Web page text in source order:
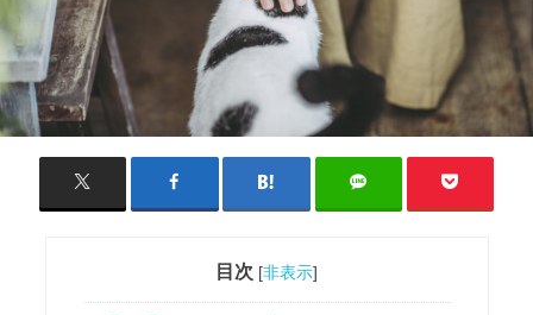
目次 [非表示]